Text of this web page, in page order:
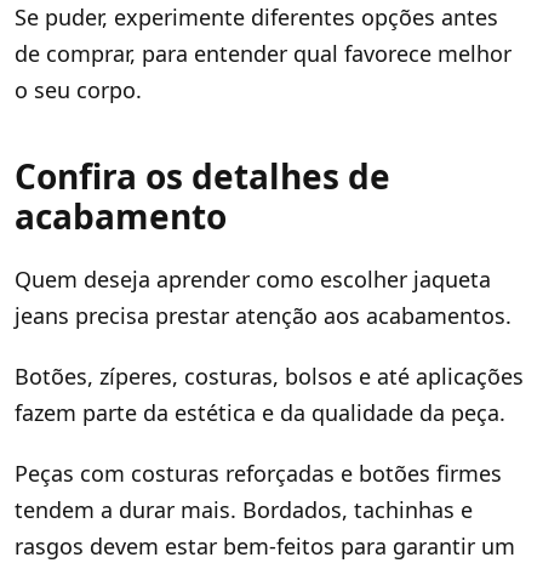
Se puder, experimente diferentes opções antes
de comprar, para entender qual favorece melhor
o seu corpo.
Confira os detalhes de
acabamento
Quem deseja aprender como escolher jaqueta
jeans precisa prestar atenção aos acabamentos.
Botões, zíperes, costuras, bolsos e até aplicações
fazem parte da estética e da qualidade da peça.
Peças com costuras reforçadas e botões firmes
tendem a durar mais. Bordados, tachinhas e
rasgos devem estar bem-feitos para garantir um